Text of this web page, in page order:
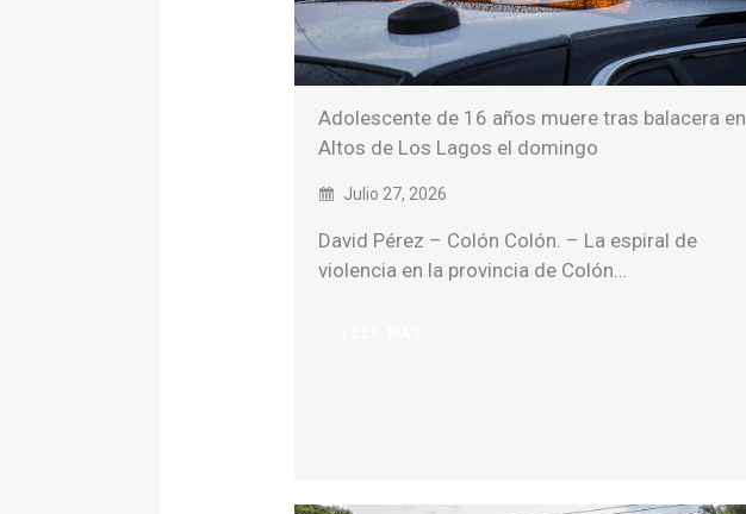
Adolescente de 16 años muere tras balacera en
Altos de Los Lagos el domingo
Julio 27, 2026
David Pérez – Colón Colón. – La espiral de
violencia en la provincia de Colón…